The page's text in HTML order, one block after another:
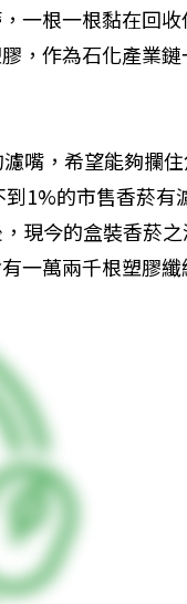
一根一根黏在回
，作為石化產業
嘴，希望能夠攔
1%的市售香菸有
現今的盒裝香菸
一萬兩千根塑膠纖